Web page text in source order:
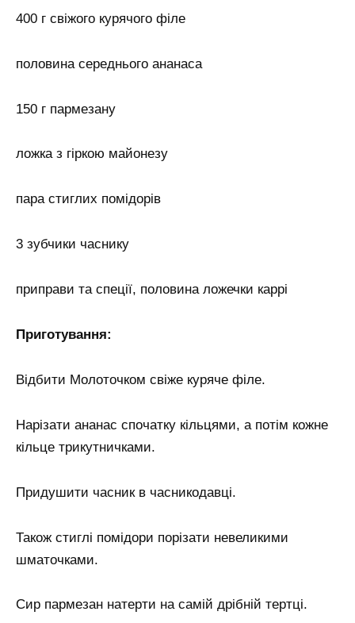
400 г свіжого курячого філе
половина середнього ананаса
150 г пармезану
ложка з гіркою майонезу
пара стиглих помідорів
3 зубчики часнику
приправи та спеції, половина ложечки каррі
Приготування:
Відбити Молоточком свіже куряче філе.
Нарізати ананас спочатку кільцями, а потім кожне
кільце трикутничками.
Придушити часник в часникодавці.
Також стиглі помідори порізати невеликими
шматочками.
Сир пармезан натерти на самій дрібній тертці.